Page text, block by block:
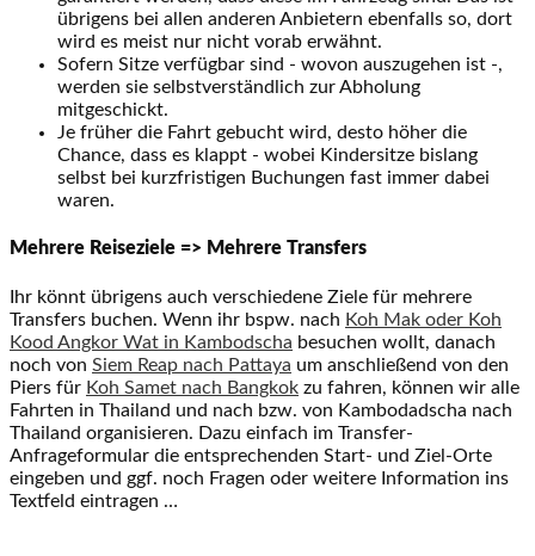
übrigens bei allen anderen Anbietern ebenfalls so, dort
wird es meist nur nicht vorab erwähnt.
Sofern Sitze verfügbar sind - wovon auszugehen ist -,
werden sie selbstverständlich zur Abholung
mitgeschickt.
Je früher die Fahrt gebucht wird, desto höher die
Chance, dass es klappt - wobei Kindersitze bislang
selbst bei kurzfristigen Buchungen fast immer dabei
waren.
Mehrere Reiseziele => Mehrere Transfers
Ihr könnt übrigens auch verschiedene Ziele für mehrere
Transfers buchen. Wenn ihr bspw. nach Koh Mak oder Koh
Kood Angkor Wat in Kambodscha besuchen wollt, danach
noch von Siem Reap nach Pattaya um anschließend von den
Piers für Koh Samet nach Bangkok zu fahren, können wir alle
Fahrten in Thailand und nach bzw. von Kambodadscha nach
Thailand organisieren. Dazu einfach im Transfer-
Anfrageformular die entsprechenden Start- und Ziel-Orte
eingeben und ggf. noch Fragen oder weitere Information ins
Textfeld eintragen …